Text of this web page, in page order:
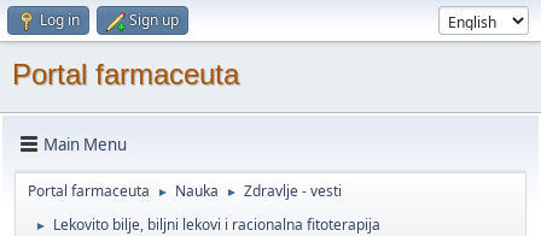
Log in Sign up
Portal farmaceuta
Main Menu
Portal farmaceuta ► Nauka ► Zdravlje - vesti
► Lekovito bilje, biljni lekovi i racionalna fitoterapija